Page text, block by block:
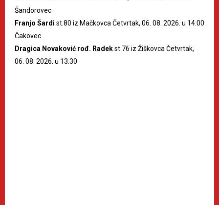
Šandorovec
Franjo Šardi st.80 iz Mačkovca Četvrtak, 06. 08. 2026. u 14:00
Čakovec
Dragica Novaković rođ. Radekst.76 iz Žiškovca Četvrtak,
06. 08. 2026. u 13:30